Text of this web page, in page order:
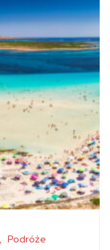
Podróże